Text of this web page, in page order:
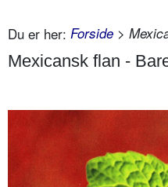
Du er her: Forside >
Mexicansk flan -